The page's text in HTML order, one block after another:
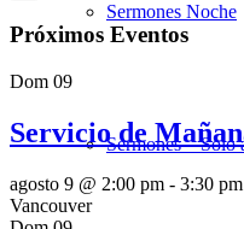
Sermones Noche
Sermones – Solo
Próximos Eventos
Dom 09
Servicio de
agosto 9 @ 2:00 pm - 3:30 pm
Vancouver